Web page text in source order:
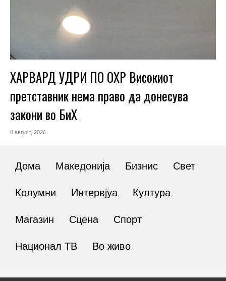
ХАРВАРД УДРИ ПО ОХР Високиот
претставник нема право да донесува
закони во БиХ
8 август, 2026
Дома Македонија Бизнис Свет
Колумни Интервјуа Култура
Магазин Сцена Спорт
Национал ТВ Во живо